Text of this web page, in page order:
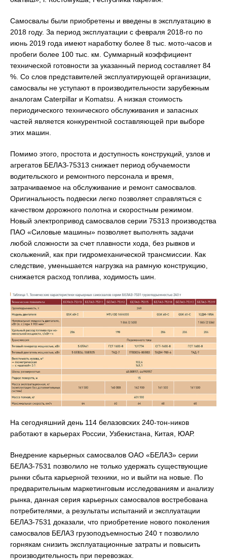
Самосвалы были приобретены и введены в эксплуатацию в
2018 году. За период эксплуатации с февраля 2018-го по
июнь 2019 года имеют наработку более 8 тыс. мото-часов и
пробеги более 100 тыс. км. Суммарный коэффициент
технической готовности за указанный период составляет 84
%. Со слов представителей эксплуатирующей организации,
самосвалы не уступают в производительности зарубежным
аналогам Caterpillar и Komatsu. А низкая стоимость
периодического технического обслуживания и запасных
частей является конкурентной составляющей при выборе
этих машин.
Помимо этого, простота и доступность конструкций, узлов и
агрегатов БЕЛАЗ-75313 снижает период обучаемости
водительского и ремонтного персонала и время,
затрачиваемое на обслуживание и ремонт самосвалов.
Оригинальность подвески легко позволяет справляться с
качеством дорожного полотна и скоростным режимом.
Новый электропривод самосвалов серии 75313 производства
ПАО «Силовые машины» позволяет выполнять задачи
любой сложности за счет плавности хода, без рывков и
скольжений, как при гидромеханической трансмиссии. Как
следствие, уменьшается нагрузка на рамную конструкцию,
снижается расход топлива, ходимость шин.
На сегодняшний день 114 белазовских 240-тон-ников
работают в карьерах России, Узбекистана, Китая, ЮАР.
Внедрение карьерных самосвалов ОАО «БЕЛАЗ» серии
БЕЛАЗ-7531 позволило не только удержать существующие
рынки сбыта карьерной техники, но и выйти на новые. По
предварительным маркетинговым исследованиям и анализу
рынка, данная серия карьерных самосвалов востребована
потребителями, а результаты испытаний и эксплуатации
БЕЛАЗ-7531 доказали, что приобретение нового поколения
самосвалов БЕЛАЗ грузоподъемностью 240 т позволило
горнякам снизить эксплуатационные затраты и повысить
производительность при перевозках.